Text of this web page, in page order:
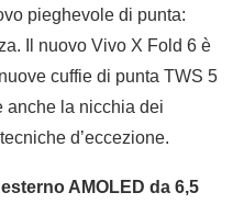
pieghevole di punta:
Il nuovo Vivo X Fold 6 è
cuffie di punta TWS 5
anche la nicchia dei
d’eccezione.
AMOLED da 6,5